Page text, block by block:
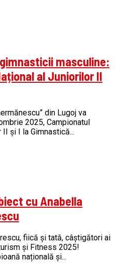
masculine:
al Juniorilor II
din Lugoj va
2025, Campionatul
și I la Gimnastică...
cu Anabella
fiică și tată, câștigători ai
și Fitness 2025!
națională și...